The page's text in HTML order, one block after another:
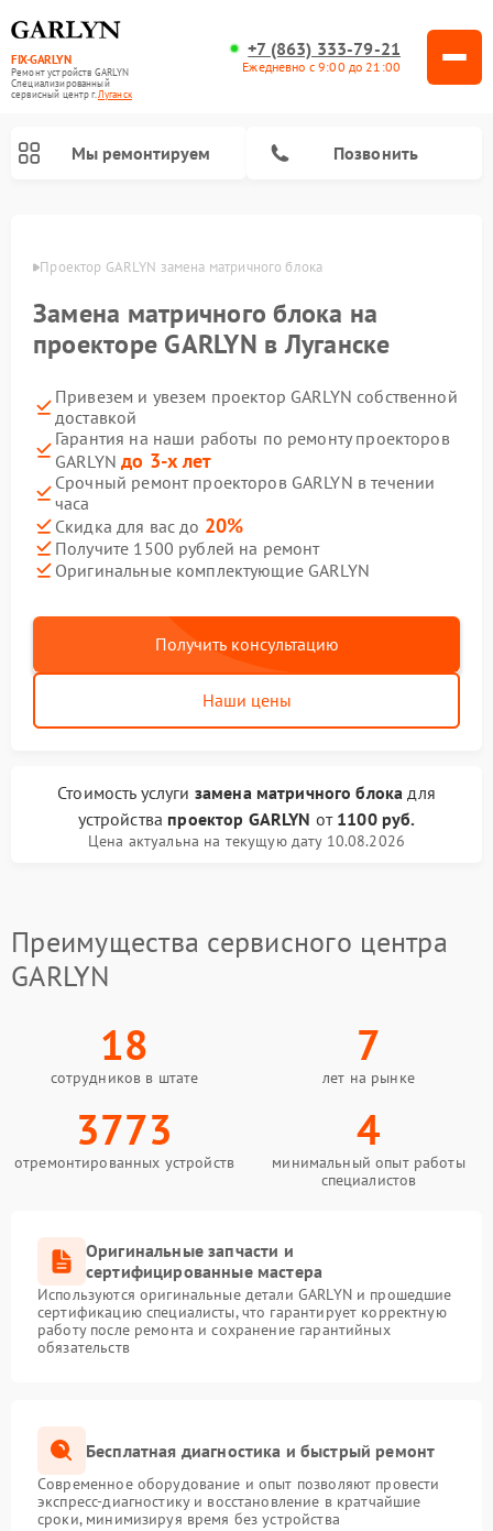
FIX-GARLYN
Ремонт устройств GARLYN
Специализированный
cервисный центр г.Луганск
+7 (863) 333-79-21
Ежедневно с 9:00 до 21:00
Мы ремонтируем Позвонить
Проектор GARLYN замена матричного блока
Замена матричного блока на
проекторе GARLYN в Луганске
Привезем и увезем проектор GARLYN собственной
доставкой
Гарантия на наши работы по ремонту проекторов
GARLYNдо 3-х лет
Срочный ремонт проекторов GARLYN в течении
часа
Скидка для вас до 20%
Получите 1500 рублей на ремонт
Оригинальные комплектующие GARLYN
Получить консультацию
Наши цены
Стоимость услуги замена матричного блока для
устройства проектор GARLYN от 1100 руб.
Цена актуальна на текущую дату 10.08.2026
Преимущества сервисного центра
GARLYN
18
сотрудников в штате
7
лет на рынке
3773
отремонтированных устройств
4
минимальный опыт работы
специалистов
Оригинальные запчасти и
сертифицированные мастера
Используются оригинальные детали GARLYN и прошедшие
сертификацию специалисты, что гарантирует корректную
работу после ремонта и сохранение гарантийных
обязательств
Бесплатная диагностика и быстрый ремонт
Современное оборудование и опыт позволяют провести
экспресс-диагностику и восстановление в кратчайшие
сроки, минимизируя время без устройства